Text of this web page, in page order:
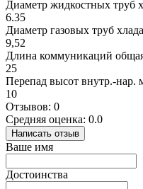
Диаметр жидкостных труб
6.35
Диаметр газовых труб
9,52
Длина коммуникаций
25
Перепад высот внутр.-нар.
10
Отзывов: 0
Средняя оценка: 0.0
Написать отзыв
Ваше имя
Достоинства